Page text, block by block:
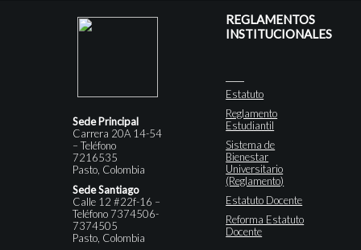
Sede Principal
Carrera 20A 14-54
– Teléfono
7216535
Pasto, Colombia
Sede Santiago
Calle 12 #22f-16 –
Teléfono 7374506-
7374505
Pasto, Colombia
REGLAMENTOS
INSTITUCIONALES
Estatuto
Reglamento
Estudiantil
Sistema de
Bienestar
Universitario
(Reglamento)
Estatuto Docente
Reforma Estatuto
Docente